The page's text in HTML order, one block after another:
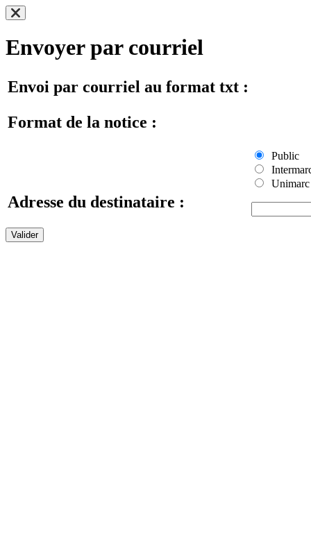
Envoyer par courriel
Envoi par courriel au format txt :
Format de la notice :
Public
Unimarc
Adresse du destinataire :